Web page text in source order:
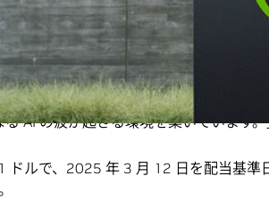
長時間思考の計算量の増加は回答をよ
ューターの大規模な生産を順調に拡大
AI は光速で進歩しており、エージェン
AI の波が起きる環境を築いています
ドルで、2025 年 3 月 12 日を配当基準